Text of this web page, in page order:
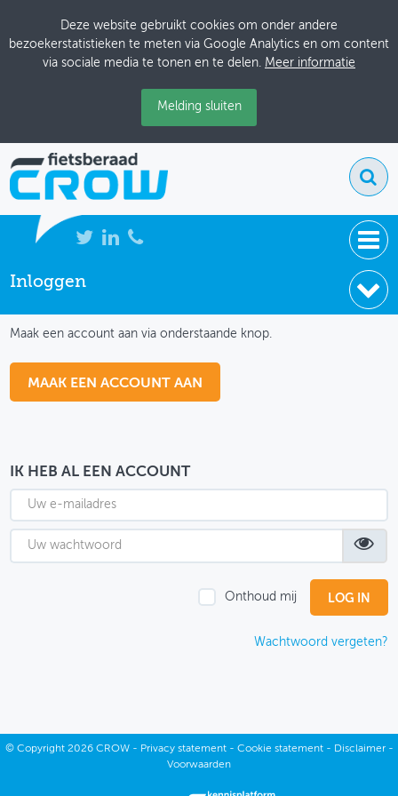
Deze website gebruikt cookies om onder andere
bezoekerstatistieken te meten via Google Analytics en om content
via sociale media te tonen en te delen. Meer informatie
Melding sluiten
NIEUWS
THEMASITES
MIJN PROFIEL
GEBRUIKER
Inloggen
Maak een account aan via onderstaande knop.
MAAK EEN ACCOUNT AAN
IK HEB AL EEN ACCOUNT
Onthoud mij
Wachtwoord vergeten?
© Copyright2026 CROW - Privacy statement- Cookie statement- Disclaimer-
Voorwaarden